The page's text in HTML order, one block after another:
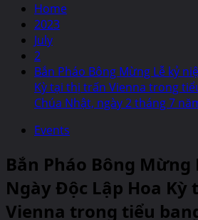
Home
2023
July
2
Bắn Pháo Bông Mừng Lễ kỷ
Kỳ tại thị trấn Vienna trong
Chúa Nhật, ngày 2 tháng 7
Events
Bắn Pháo Bông Mừng
Ngày Độc Lập Hoa
Vienna trong tiểu